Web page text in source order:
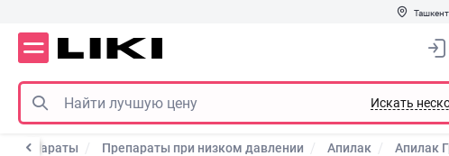
Ташкент
Искать
препараты Препараты при низком давлении Апилак Апилак